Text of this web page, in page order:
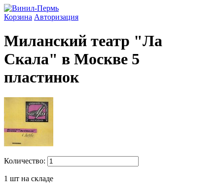
Корзина Авторизация
Миланский театр "Ла
Скала" в Москве 5
пластинок
Количество:
1 шт на складе